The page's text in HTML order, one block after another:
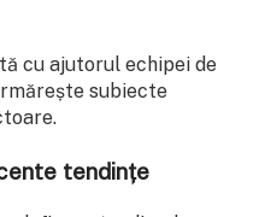
cu ajutorul echipei de
subiecte
tendințe